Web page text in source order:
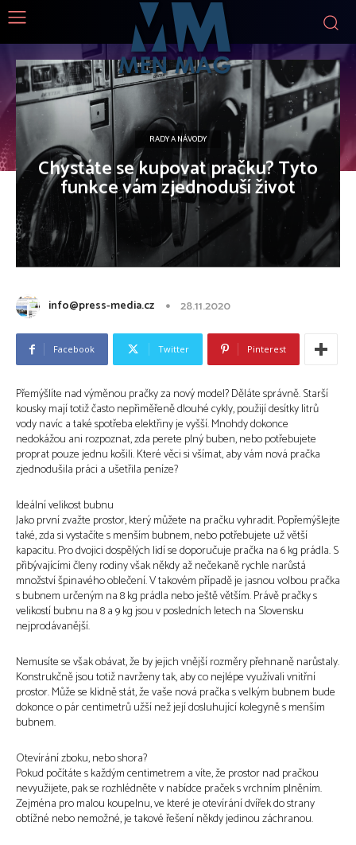
RADY A NÁVODY
Chystáte se kupovat pračku? Tyto
funkce vám zjednoduší život
info@press-media.cz 28.11.2020
Facebook Twitter Pinterest
Přemýšlíte nad výměnou pračky za nový model? Děláte správně. Starší
kousky mají totiž často nepřiměřeně dlouhé cykly, použijí desítky litrů
vody navíc a také spotřeba elektřiny je vyšší. Mnohdy dokonce
nedokážou ani rozpoznat, zda perete plný buben, nebo potřebujete
proprat pouze jednu košili. Které věci si všímat, aby vám nová pračka
zjednodušila práci a ušetřila peníze?
Ideální velikost bubnu
Jako první zvažte prostor, který můžete na pračku vyhradit. Popřemýšlejte
také, zda si vystačíte s menším bubnem, nebo potřebujete už větší
kapacitu. Pro dvojici dospělých lidí se doporučuje pračka na 6 kg prádla. S
přibývajícími členy rodiny však někdy až nečekaně rychle narůstá
množství špinavého oblečení. V takovém případě je jasnou volbou pračka
s bubnem určeným na 8 kg prádla nebo ještě větším. Právě pračky s
velikostí bubnu na 8 a 9 kg jsou v posledních letech na Slovensku
nejprodávanější.
Nemusíte se však obávat, že by jejich vnější rozměry přehnaně narůstaly.
Konstrukčně jsou totiž navrženy tak, aby co nejlépe využívali vnitřní
prostor. Může se klidně stát, že vaše nová pračka s velkým bubnem bude
dokonce o pár centimetrů užší než její dosluhující kolegyně s menším
bubnem.
Otevírání zboku, nebo shora?
Pokud počítáte s každým centimetrem a víte, že prostor nad pračkou
nevyužijete, pak se rozhlédněte v nabídce praček s vrchním plněním.
Zejména pro malou koupelnu, ve které je otevírání dvířek do strany
obtížné nebo nemožné, je takové řešení někdy jedinou záchranou.